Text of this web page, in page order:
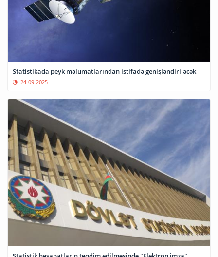
Statistikada peyk məlumatlarından istifadə genişləndiriləcək
24-09-2025